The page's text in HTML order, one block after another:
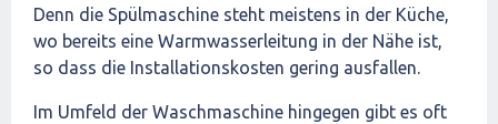
Denn die Spülmaschine steht meistens in der Küche,
wo bereits eine Warmwasserleitung in der Nähe ist,
so dass die Installationskosten gering ausfallen.
Im Umfeld der Waschmaschine hingegen gibt es oft